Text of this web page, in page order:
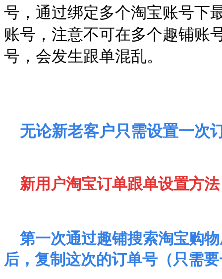
号，通过绑定多个淘宝账号下
账号，注意不可在多个趣铺账
号，会发生跟单混乱。
无论新老客户只需设置一次
新用户淘宝订单跟单设置方
第一次通过趣铺搜索淘宝购
后，复制这次的订单号（只需